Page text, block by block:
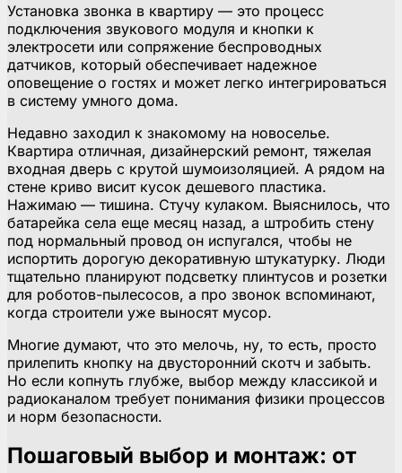
Установка звонка в квартиру — это процесс
подключения звукового модуля и кнопки к
электросети или сопряжение беспроводных
датчиков, который обеспечивает надежное
оповещение о гостях и может легко интегрироваться
в систему умного дома.
Недавно заходил к знакомому на новоселье.
Квартира отличная, дизайнерский ремонт, тяжелая
входная дверь с крутой шумоизоляцией. А рядом на
стене криво висит кусок дешевого пластика.
Нажимаю — тишина. Стучу кулаком. Выяснилось, что
батарейка села еще месяц назад, а штробить стену
под нормальный провод он испугался, чтобы не
испортить дорогую декоративную штукатурку. Люди
тщательно планируют подсветку плинтусов и розетки
для роботов-пылесосов, а про звонок вспоминают,
когда строители уже выносят мусор.
Многие думают, что это мелочь, ну, то есть, просто
прилепить кнопку на двусторонний скотч и забыть.
Но если копнуть глубже, выбор между классикой и
радиоканалом требует понимания физики процессов
и норм безопасности.
Пошаговый выбор и монтаж: от